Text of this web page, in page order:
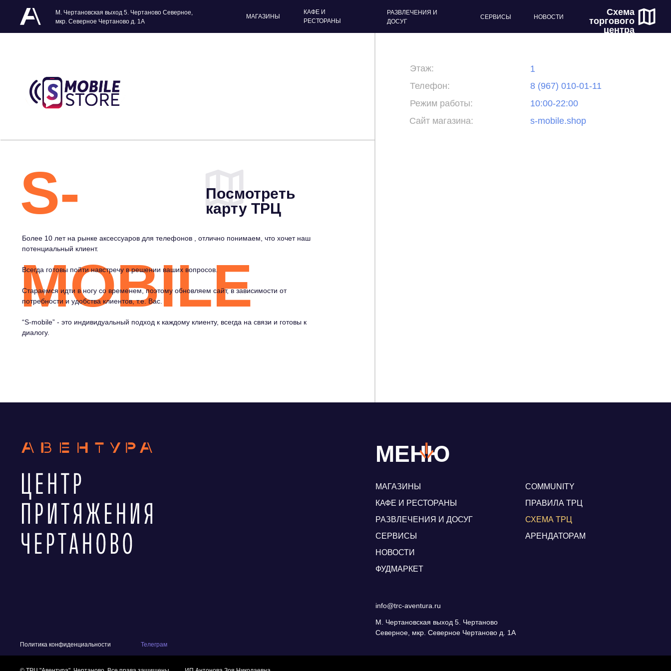
М. Чертановская выход 5. Чертаново Северное,
мкр. Северное Чертаново д. 1А
МАГАЗИНЫ
КАФЕ И
РЕСТОРАНЫ
СЕРВИСЫ
РАЗВЛЕЧЕНИЯ И
ДОСУГ
НОВОСТИ
Схема
торгового
центра
S-
MOBILE
Более 10 лет на рынке аксессуаров для телефонов , отлично понимаем, что хочет наш
потенциальный клиент.
Всегда готовы пойти навстречу в решении ваших вопросов.
Стараемся идти в ногу со временем, поэтому обновляем сайт, в зависимости от
потребности и удобства клиентов, т.е. Вас.
“S-mobile” - это индивидуальный подход к каждому клиенту, всегда на связи и готовы к
диалогу.
8 (967) 010-01-11
Сайт магазина:
Телефон:
Режим работы:
s-mobile.shop
10:00-22:00
Посмотреть
карту ТРЦ
Этаж: 1
МЕНЮ
МАГАЗИНЫ
КАФЕ И РЕСТОРАНЫ
РАЗВЛЕЧЕНИЯ И ДОСУГ
СЕРВИСЫ
НОВОСТИ
ФУДМАРКЕТ
COMMUNITY
ПРАВИЛА ТРЦ
СХЕМА ТРЦ
АРЕНДАТОРАМ
info@trc-aventura.ru
М. Чертановская выход 5. Чертаново
Северное, мкр. Северное Чертаново д. 1А
Телеграм
Политика конфиденциальности